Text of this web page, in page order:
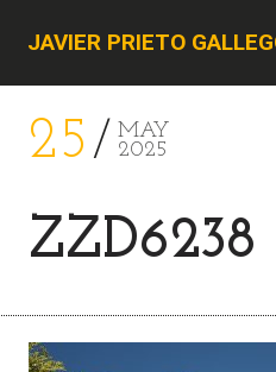
JAVIER PRIETO
25
MAY
2025
ZZD6238